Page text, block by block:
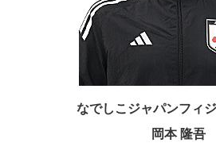
なでしこジャパンフィ
岡本 隆吾